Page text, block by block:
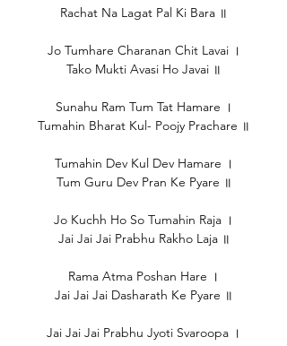
Rachat Na Lagat Pal Ki Bara ॥
Jo Tumhare Charanan Chit Lavai ।
Tako Mukti Avasi Ho Javai ॥
Sunahu Ram Tum Tat Hamare ।
Tumahin Bharat Kul- Poojy Prachare ॥
Tumahin Dev Kul Dev Hamare ।
Tum Guru Dev Pran Ke Pyare ॥
Jo Kuchh Ho So Tumahin Raja ।
Jai Jai Jai Prabhu Rakho Laja ॥
Rama Atma Poshan Hare ।
Jai Jai Jai Dasharath Ke Pyare ॥
Jai Jai Jai Prabhu Jyoti Svaroopa ।